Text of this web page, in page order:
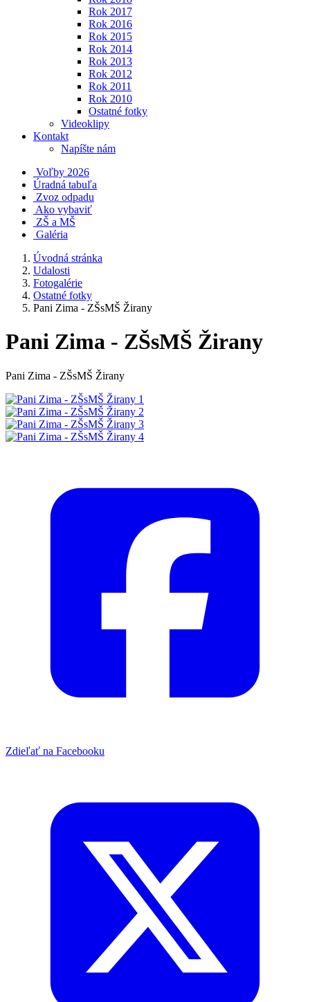
Rok 2017
Rok 2016
Rok 2015
Rok 2014
Rok 2013
Rok 2012
Rok 2011
Rok 2010
Ostatné fotky
Videoklipy
Kontakt
Napíšte nám
Voľby 2026
Úradná tabuľa
Zvoz odpadu
Ako vybaviť
ZŠ a MŠ
Galéria
Úvodná stránka
Udalosti
Fotogalérie
Ostatné fotky
Pani Zima - ZŠsMŠ Žirany
Pani Zima - ZŠsMŠ Žirany
Pani Zima - ZŠsMŠ Žirany
Zdieľať na Facebooku